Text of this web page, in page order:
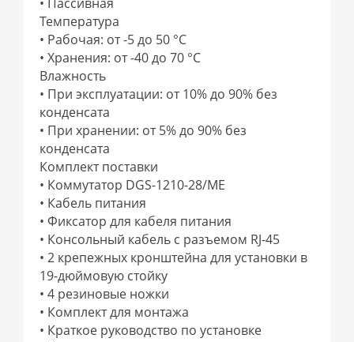
Температура
• Рабочая: от -5 до 50 °C
• Хранения: от -40 до 70 °C
Влажность
• При эксплуатации: от 10% до 90% без
конденсата
• При хранении: от 5% до 90% без
конденсата
Комплект поставки
• Коммутатор DGS-1210-28/ME
• Кабель питания
• Фиксатор для кабеля питания
• Консольный кабель с разъемом RJ-45
• 2 крепежных кронштейна для установки в
19-дюймовую стойку
• 4 резиновые ножки
• Комплект для монтажа
• Краткое руководство по установке